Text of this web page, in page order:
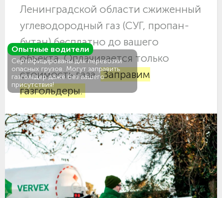
Ленинградской области сжиженный
углеводородный газ (СУГ, пропан-
бутан) бесплатно до вашего
объекта. Оплачивается только
стоимость газа. Заправим
газгольдеры.
Опытные водители
Сертифицированы для перевозки
опасных грузов. Могут заправить
газгольдер даже без вашего
присутствия!